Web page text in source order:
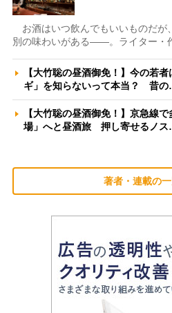
お酒はいつ飲んでもいいものだが
別の味わいがある――。ライター・
【大竹聡の昼酒御免！】今の若
ギ」を知らないって本当？ 昔
【大竹聡の昼酒御免！】京急線
場」へと昼酒旅 押し寄せるノ
著者・連載の